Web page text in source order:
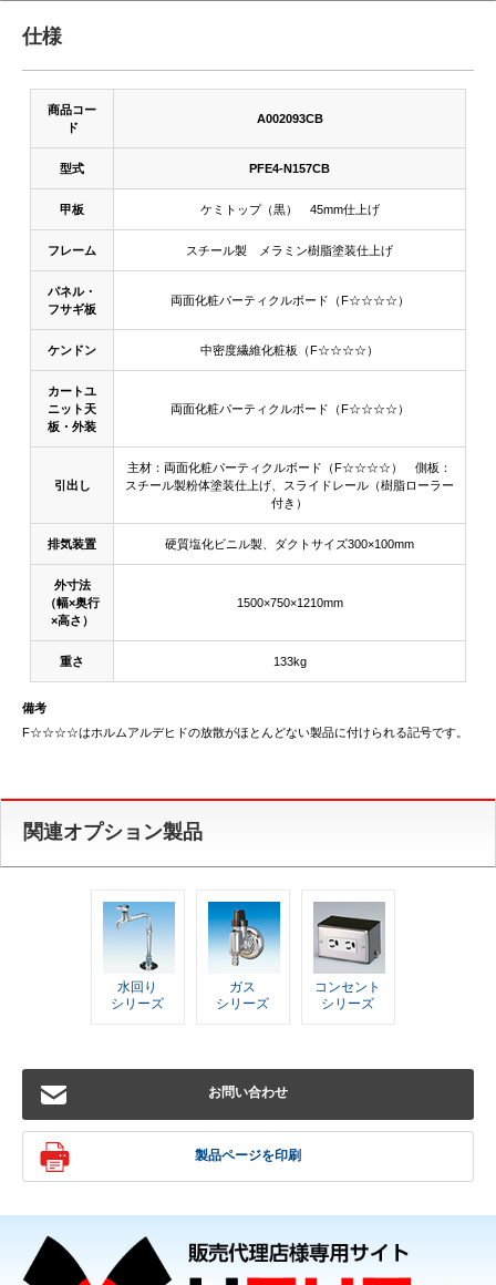
仕様
商品コー
ド
A002093CB
型式 PFE4-N157CB
甲板 ケミトップ（黒） 45mm仕上げ
フレーム スチール製 メラミン樹脂塗装仕上げ
パネル・
フサギ板
両面化粧パーティクルボード（F☆☆☆☆）
ケンドン 中密度繊維化粧板（F☆☆☆☆）
カートユ
ニット天
板・外装
両面化粧パーティクルボード（F☆☆☆☆）
引出し
主材：両面化粧パーティクルボード（F☆☆☆☆） 側板：
スチール製粉体塗装仕上げ、スライドレール（樹脂ローラー
付き）
排気装置 硬質塩化ビニル製、ダクトサイズ300×100mm
外寸法
（幅×奥行
×高さ）
1500×750×1210mm
重さ 133kg
備考
F☆☆☆☆はホルムアルデヒドの放散がほとんどない製品に付けられる記号です。
関連オプション製品
水回り
シリーズ
ガス
シリーズ
コンセント
シリーズ
お問い合わせ
製品ページを印刷